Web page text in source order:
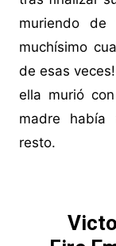
muriendo de
muchísimo
de esas
ella murió
madre había
resto.